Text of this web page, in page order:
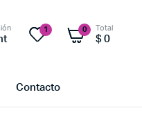
1 0 Total
$ 0
Contacto